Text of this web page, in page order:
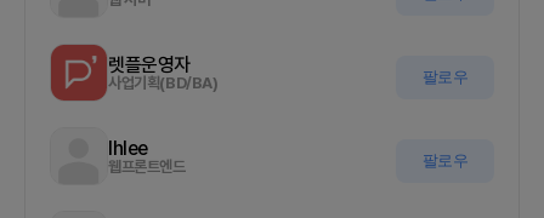
렛플운영자
사업기획(BD/BA) 팔로우
Ihlee
웹프론트엔드 팔로우